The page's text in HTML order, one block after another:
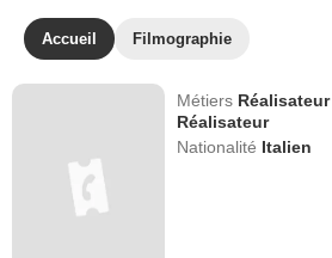
Accueil Filmographie
Métiers Réalisateur
Réalisateur
Nationalité Italien